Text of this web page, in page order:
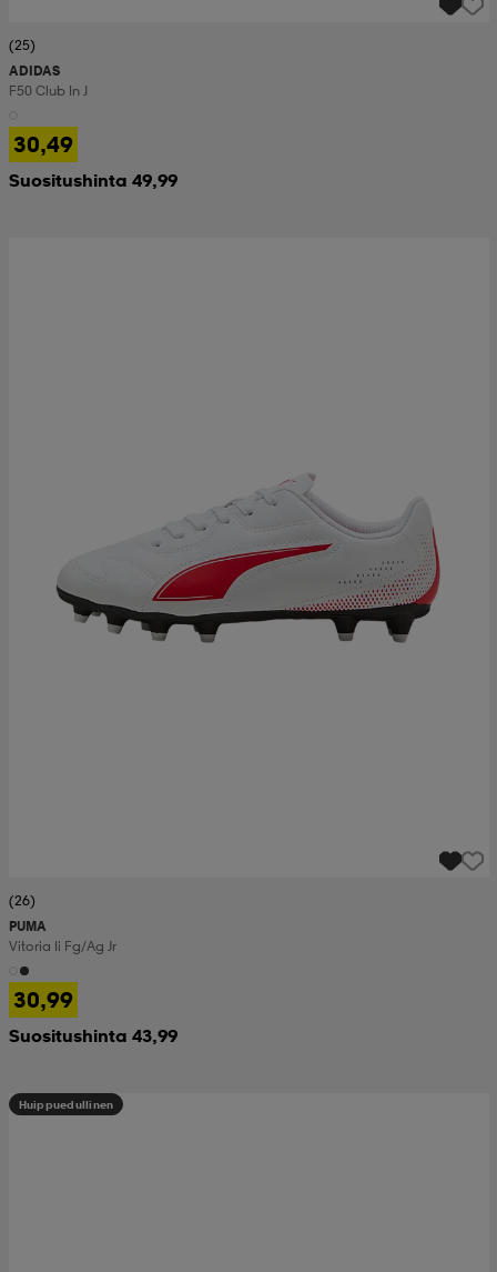
(25)
ADIDAS
F50 Club In J
30,49
Suositushinta 49,99
(26)
PUMA
Vitoria Ii Fg/ag Jr
30,99
Suositushinta 43,99
Huippuedullinen